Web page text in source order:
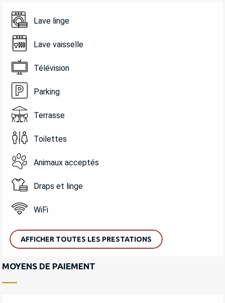
Lave linge
Lave vaisselle
Télévision
Parking
Terrasse
Toilettes
Animaux acceptés
Draps et linge
WiFi
AFFICHER TOUTES LES PRESTATIONS
MOYENS DE PAIEMENT